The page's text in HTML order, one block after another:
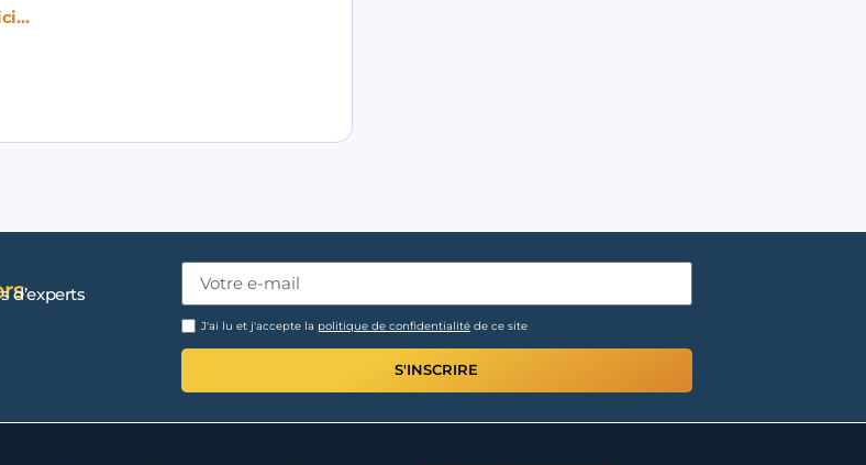
d’experts
J'ai lu et j'accepte la politique de confidentialitéde ce site
S'INSCRIRE